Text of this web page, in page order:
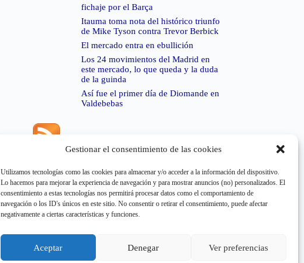
Gestionar el consentimiento de las cookies
Utilizamos tecnologías como las cookies para almacenar y/o acceder a la información del dispositivo.
Lo hacemos para mejorar la experiencia de navegación y para mostrar anuncios (no) personalizados. El
consentimiento a estas tecnologías nos permitirá procesar datos como el comportamiento de
navegación o los ID's únicos en este sitio. No consentir o retirar el consentimiento, puede afectar
negativamente a ciertas características y funciones.
Aceptar Denegar Ver preferencias
fichaje por el Barça
Itauma toma nota del histórico triunfo
de Mike Tyson contra Trevor Berbick
El mercado entra en ebullición
Los 24 movimientos del Madrid en
este mercado, lo que queda y la duda
de la guinda
Así fue el primer día de Diomande en
Valdebebas
Error de RSS:Retrieved unsupported status code
"503"